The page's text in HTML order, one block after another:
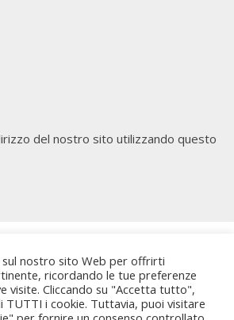
del nostro sito utilizzando questo
Blogily Theme
sul nostro sito Web per offrirti
ricordando le tue preferenze
visite. Cliccando su "Accetta tutto",
TUTTI i cookie. Tuttavia, puoi visitare